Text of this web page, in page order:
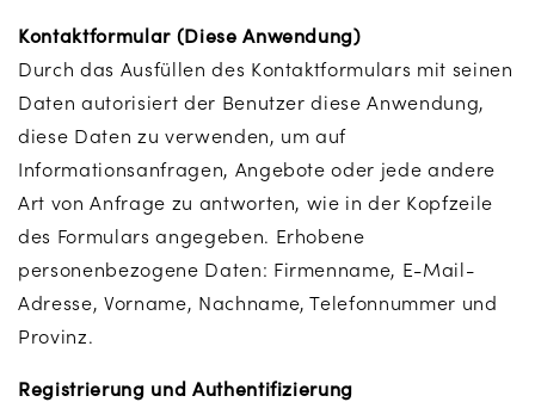
Kontaktformular (Diese Anwendung)
Durch das Ausfüllen des Kontaktformulars mit seinen
Daten autorisiert der Benutzer diese Anwendung,
diese Daten zu verwenden, um auf
Informationsanfragen, Angebote oder jede andere
Art von Anfrage zu antworten, wie in der Kopfzeile
des Formulars angegeben. Erhobene
personenbezogene Daten: Firmenname, E-Mail-
Adresse, Vorname, Nachname, Telefonnummer und
Provinz.
Registrierung und Authentifizierung